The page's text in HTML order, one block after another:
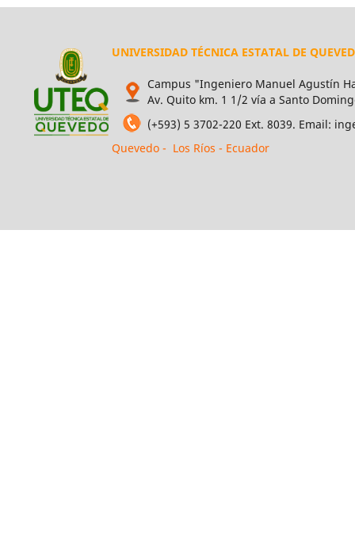
UNIVERSIDAD TÉCNICA ESTATAL DE
Campus "Ingeniero Manuel Agustín
Av. Quito km. 1 1/2 vía a Santo
(+593) 5 3702-220 Ext. 8039. Email:
Quevedo - Los Ríos - Ecuador